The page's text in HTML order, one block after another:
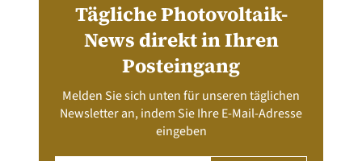
Tägliche Photovoltaik-
News direkt in Ihren
Posteingang
Melden Sie sich unten für unseren täglichen
Newsletter an, indem Sie Ihre E-Mail-Adresse
eingeben